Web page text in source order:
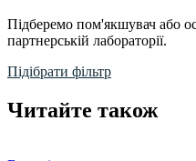
Підберемо пом'якшувач або
партнерській лабораторії.
Підібрати фільтр
Читайте також